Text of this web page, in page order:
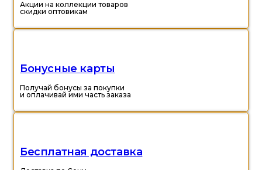
Акции на коллекции товаров
скидки оптовикам
Бонусные карты
Получай бонусы за покупки
и оплачивай ими часть заказа
Бесплатная доставка